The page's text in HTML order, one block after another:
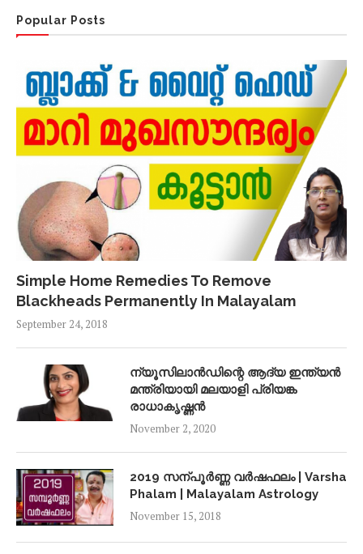
Popular Posts
Simple Home Remedies To Remove
Blackheads Permanently In Malayalam
September 24, 2018
ന്യൂസിലാൻഡിന്റെ ആദ്യ ഇന്ത്യൻ
മന്ത്രിയായി മലയാളി പ്രിയങ്ക
രാധാകൃഷ്ണൻ
November 2, 2020
2019 സന്പൂർണ്ണ വർഷഫലം | Varsha
Phalam | Malayalam Astrology
November 15, 2018